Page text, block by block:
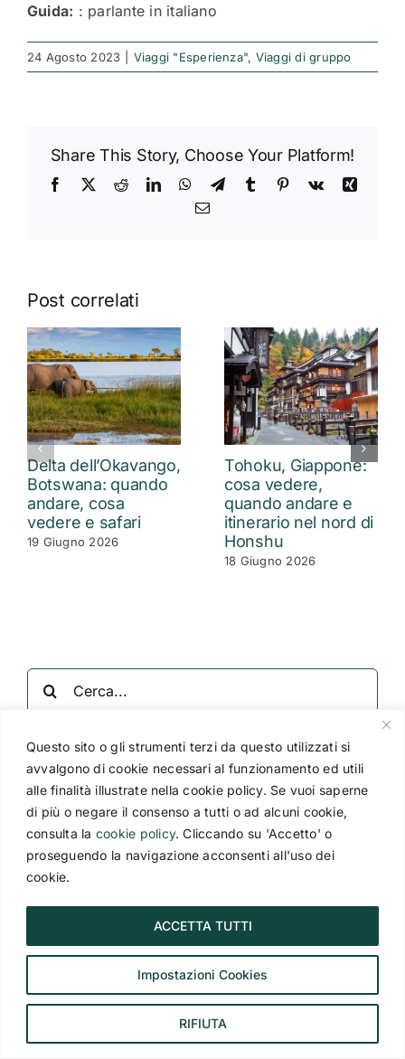
Questo sito o gli strumenti terzi da questo utilizzati si
avvalgono di cookie necessari al funzionamento ed utili
alle finalità illustrate nella cookie policy. Se vuoi saperne
di più o negare il consenso a tutti o ad alcuni cookie,
consulta la cookie policy. Cliccando su 'Accetto' o
proseguendo la navigazione acconsenti all'uso dei
cookie.
Impostazioni Cookies
RIFIUTA
ACCETTA TUTTI
Guida: : parlante in italiano
24 Agosto 2023 Viaggi "Esperienza", Viaggi di gruppo
Share This Story, Choose Your Platform!
Facebook
X RedditLinkedInWhatsApp
TelegramTumblr Pinterest
Vk
Xing
Email
Post correlati
Delta dell’Okavango,
Botswana: quando
andare, cosa
vedere e safari
19 Giugno 2026
Tohoku, Giappone:
cosa vedere,
quando andare e
itinerario nel nord di
Honshu
18 Giugno 2026
Cerca
per:
Categorie
Adriatico
Africa
Australia e Nuova Zelanda
Cile e Isola di Pasqua